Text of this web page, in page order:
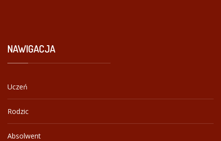
NAWIGACJA
Uczeń
Rodzic
Absolwent